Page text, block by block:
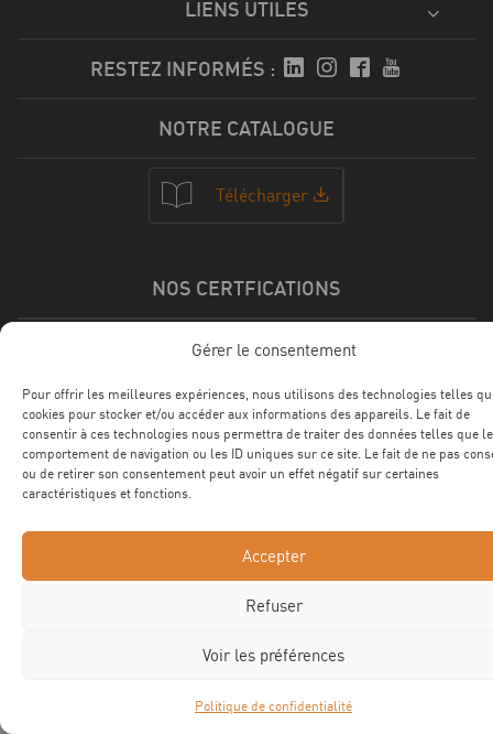
Gérer le consentement
Pour offrir les meilleures expériences, nous utilisons des technologies telles
cookies pour stocker et/ou accéder aux informations des appareils. Le fait de
consentir à ces technologies nous permettra de traiter des données telles que le
comportement de navigation ou les ID uniques sur ce site. Le fait de ne pas
ou de retirer son consentement peut avoir un effet négatif sur certaines
caractéristiques et fonctions.
Accepter
Refuser
Voir les préférences
Politique de confidentialité
LIENS UTILES
RESTEZ INFORMÉS :
NOTRE CATALOGUE
Télécharger
NOS CERTFICATIONS
©2025 ROTEC Tous droits réservés
Confidentialité